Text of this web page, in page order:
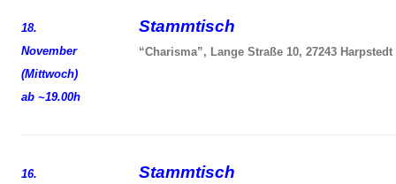
18.
November
(Mittwoch)
ab ~19.00h
Stammtisch
“Charisma”, Lange Straße 10, 27243 Harpstedt
16.
Stammtisch